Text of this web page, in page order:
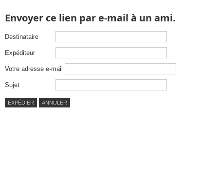
Envoyer ce lien par e-mail à un ami.
Destinataire
Expéditeur
Votre adresse e-mail
Sujet
EXPÉDIER ANNULER